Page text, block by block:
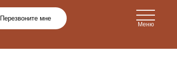
Перезвоните мне
Меню